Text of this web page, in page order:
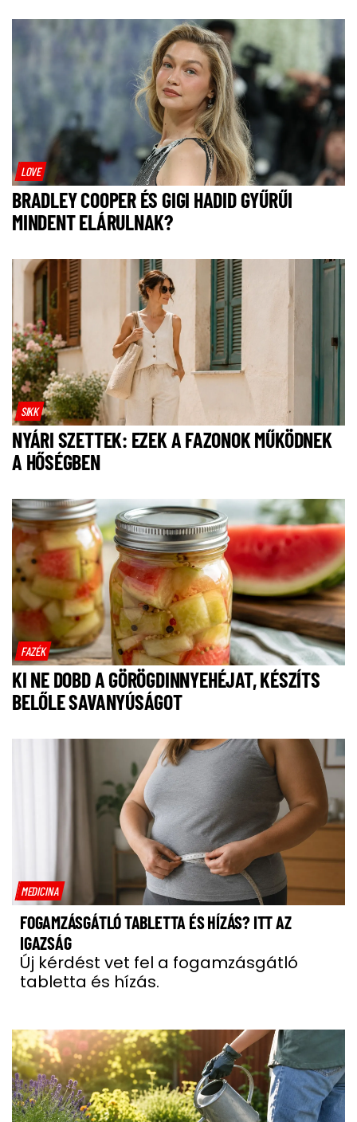
LOVE
BRADLEY COOPER ÉS GIGI HADID GYŰRŰI
MINDENT ELÁRULNAK?
SIKK
NYÁRI SZETTEK: EZEK A FAZONOK MŰKÖDNEK
A HŐSÉGBEN
FAZÉK
KI NE DOBD A GÖRÖGDINNYEHÉJAT, KÉSZÍTS
BELŐLE SAVANYÚSÁGOT
MEDICINA
FOGAMZÁSGÁTLÓ TABLETTA ÉS HÍZÁS? ITT AZ
IGAZSÁG
Új kérdést vet fel a fogamzásgátló
tabletta és hízás.